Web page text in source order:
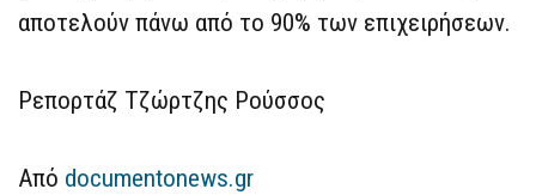
αποτελούν πάνω από το 90% των επιχειρήσεων.
Ρεπορτάζ Τζώρτζης Ρούσσος
Από documentonews.gr